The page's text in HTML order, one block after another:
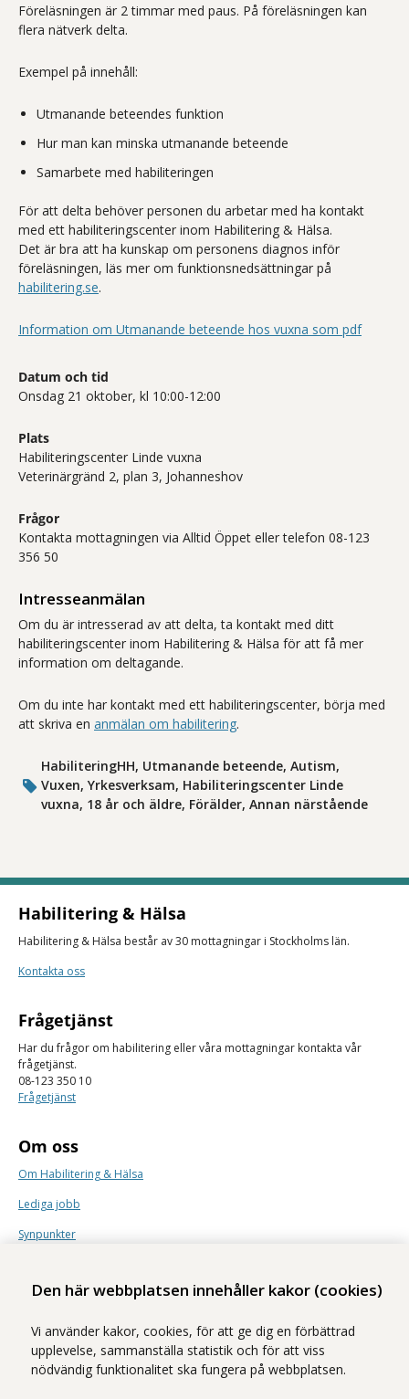
Den här webbplatsen innehåller kakor (cookies)
Vi använder kakor, cookies, för att ge dig en förbättrad
upplevelse, sammanställa statistik och för att viss
nödvändig funktionalitet ska fungera på webbplatsen.
Föreläsningen är 2 timmar med paus. På föreläsningen kan
flera nätverk delta.
Exempel på innehåll:
Utmanande beteendes funktion
Hur man kan minska utmanande beteende
Samarbete med habiliteringen
För att delta behöver personen du arbetar med ha kontakt
med ett habiliteringscenter inom Habilitering & Hälsa.
Det är bra att ha kunskap om personens diagnos inför
föreläsningen, läs mer om funktionsnedsättningar på
habilitering.se.
Information om Utmanande beteende hos vuxna som pdf
Datum och tid
Onsdag 21 oktober, kl 10:00-12:00
Plats
Habiliteringscenter Linde vuxna
Veterinärgränd 2, plan 3, Johanneshov
Frågor
Kontakta mottagningen via Alltid Öppet eller telefon 08-123
356 50
Intresseanmälan
Om du är intresserad av att delta, ta kontakt med ditt
habiliteringscenter inom Habilitering & Hälsa för att få mer
information om deltagande.
Om du inte har kontakt med ett habiliteringscenter, börja med
att skriva en anmälan om habilitering.
HabiliteringHH, Utmanande beteende, Autism,
Vuxen, Yrkesverksam, Habiliteringscenter Linde
vuxna, 18 år och äldre, Förälder, Annan närstående
Habilitering & Hälsa
Habilitering & Hälsa består av 30 mottagningar i Stockholms län.
Kontakta oss
Frågetjänst
Har du frågor om habilitering eller våra mottagningar kontakta vår
frågetjänst.
08-123 350 10
Frågetjänst
Om oss
Om Habilitering & Hälsa
Lediga jobb
Synpunkter